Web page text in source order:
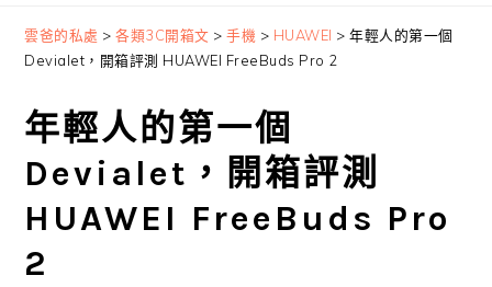
雲爸的私處 >各類3C開箱文 >手機 > HUAWEI >年輕人的第一個
Devialet，開箱評測 HUAWEI FreeBuds Pro 2
年輕人的第一個
Devialet，開箱評測
HUAWEI FreeBuds Pro
2